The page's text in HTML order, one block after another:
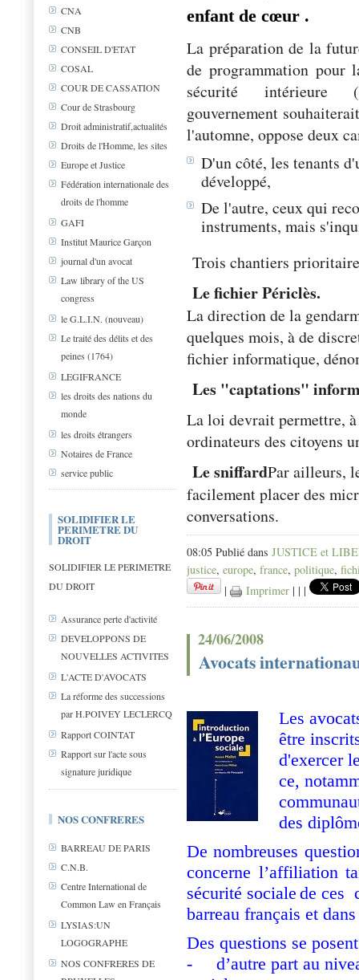
CNA
CNB
CONSEIL D'ETAT
COSAL
COUR DE CASSATION
Cour de Strasbourg
Droit administratif,actualités
Droits de l'Homme, les sites
Europe et Justice
Fédération internationale des
droits de l'homme
GAFI
Institut Maurice Garçon
journal d'un avocat
Law library of the US
congress
le G.L.I.N. (nouveau)
Le traité des délits et des
peines (1764)
LEGIFRANCE
les droits des nations du
monde
les droits étrangers
Notaires de France
service public
SOLIDIFIER LE
PERIMETRE DU
DROIT
SOLIDIFIER LE PERIMETRE
DU DROIT
Assurance perte d'activité
DEVELOPPONS DE
NOUVELLES ACTIVITES
L'ACTE D'AVOCATS
La réforme des successions
par H.POIVEY LECLERCQ
Rapport COINTAT
Rapport sur l'acte sous
signature juridique
NOS CONFRERES
BARREAU DE PARIS
C.N.B.
Centre International de
Common Law en Français
LYSIAS:UN
LOGOGRAPHE
NOS CONFRERES DE
enfant de cœur .
La préparation de la
de programmation pour
sécurité
gouvernement
l'automne, oppose deux
D'un côté, les tenants
développé,
De l'autre, ceux qui
instruments, mais
Trois chantiers
Le fichier Périclès.
La direction de la
quelques mois, à de
fichier informatique,
Les "captations"
La loi devrait permettre,
ordinateurs des citoyens
Le sniffardPar ailleurs,
facilement placer des
conversations.
08:05 Publié dans JUSTICE et
justice, europe, france, politique,
|
Imprimer | | |
24/06/2008
Avocats
Les
être
d'exercer
ce,
des
De nombreuses
concerne l’affiliation
sécurité sociale de ces
barreau français et
Des questions se posent
-
d’autre part au